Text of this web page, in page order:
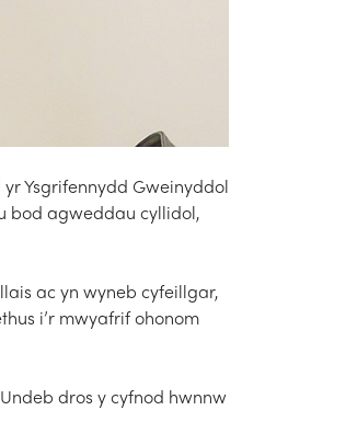
Ysgrifennydd Gweinyddol
bod agweddau cyllidol,
ac yn wyneb cyfeillgar,
i’r mwyafrif ohonom
dros y cyfnod hwnnw